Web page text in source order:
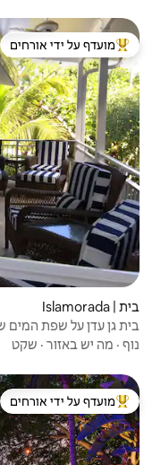
ידי אורחים
- רציף 32 רגל סירה
ידי אורחים